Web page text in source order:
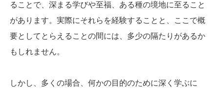
ることで、深まる学びや至福、ある種の境地に至ること
があります。実際にそれらを経験することと、ここで概
要としてとらえることの間には、多少の隔たりがあるか
もしれません。
しかし、多くの場合、何かの目的のために深く学ぶに